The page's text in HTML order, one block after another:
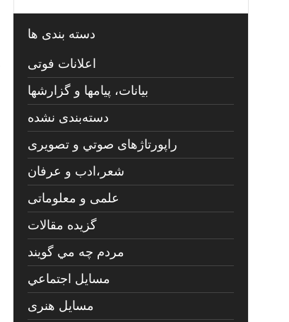
دسته بندی ها
اعلانات فوتی
بیانات، پیامها و گزارشها
دسته‌بندی نشده
راپورتاژهای صوتي و تصويری
شعر،ادب و عرفان
علمی و معلوماتی
گزیده مقالات
مردم چه مي گويند
مسايل اجتماعي
مسايل هنری